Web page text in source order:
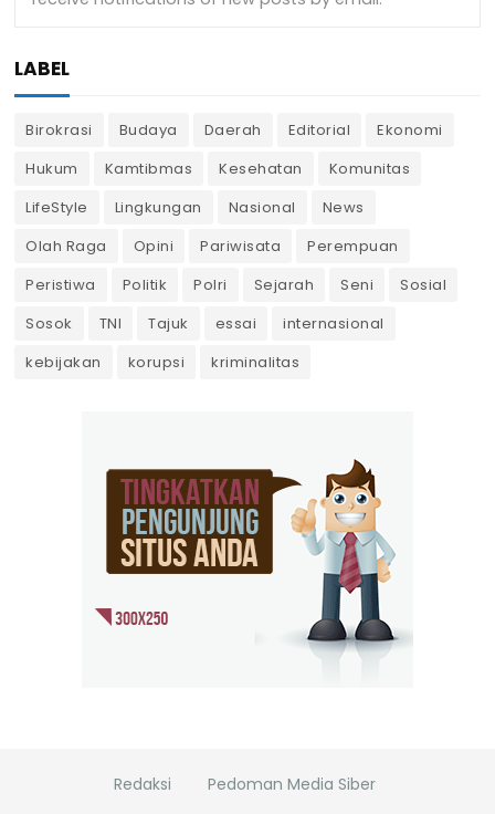
LABEL
Birokrasi Budaya Daerah Editorial
Ekonomi
Hukum
Kamtibmas Kesehatan
Komunitas
LifeStyle
Lingkungan Nasional
News
Olah Raga
Opini Pariwisata
Perempuan
Peristiwa
Politik Polri Sejarah Seni
Sosial
Sosok
TNI Tajuk essai
internasional
kebijakan
korupsi kriminalitas
Redaksi Pedoman Media Siber